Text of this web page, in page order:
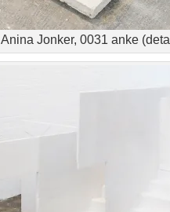
Anina Jonker, 0031 anke